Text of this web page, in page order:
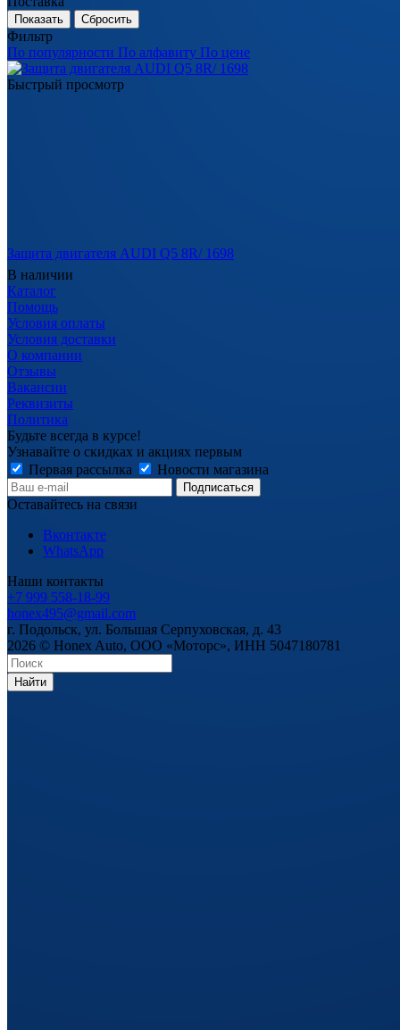
Сбросить
Фильтр
По популярности По алфавиту По цене
Быстрый просмотр
Защита двигателя AUDI Q5 8R/ 1698
В наличии
Каталог
Помощь
Условия оплаты
Условия доставки
О компании
Отзывы
Вакансии
Реквизиты
Политика
Будьте всегда в курсе!
Узнавайте о скидках и акциях первым
Первая рассылка
Новости магазина
Оставайтесь на связи
Вконтакте
WhatsApp
Наши контакты
+7 999 558-18-99
honex495@gmail.com
г. Подольск, ул. Большая Серпуховская, д. 43
2026 © Honex Auto, ООО «Моторс», ИНН 5047180781
Найти